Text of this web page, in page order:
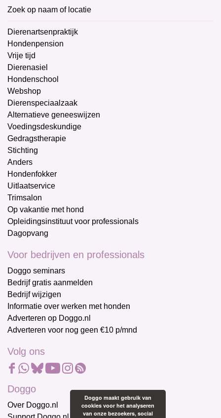
Zoek op naam of locatie
Dierenartsenpraktijk
Hondenpension
Vrije tijd
Dierenasiel
Hondenschool
Webshop
Dierenspeciaalzaak
Alternatieve geneeswijzen
Voedingsdeskundige
Gedragstherapie
Stichting
Anders
Hondenfokker
Uitlaatservice
Trimsalon
Op vakantie met hond
Opleidingsinstituut voor professionals
Dagopvang
Voor bedrijven en professionals
Doggo seminars
Bedrijf gratis aanmelden
Bedrijf wijzigen
Informatie over werken met honden
Adverteren op Doggo.nl
Adverteren voor nog geen €10 p/mnd
Volg ons
Doggo
Over Doggo.nl
Doggo maakt gebruik van
cookies voor het analyseren
van onze bezoekers, social